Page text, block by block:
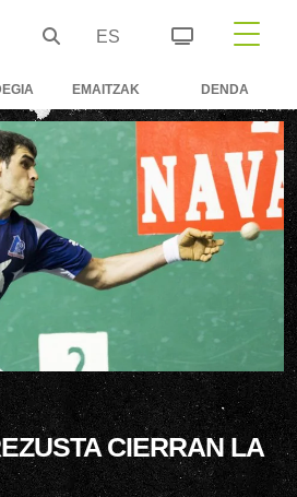
ES
EMAITZAK DENDA
CIERRAN LA